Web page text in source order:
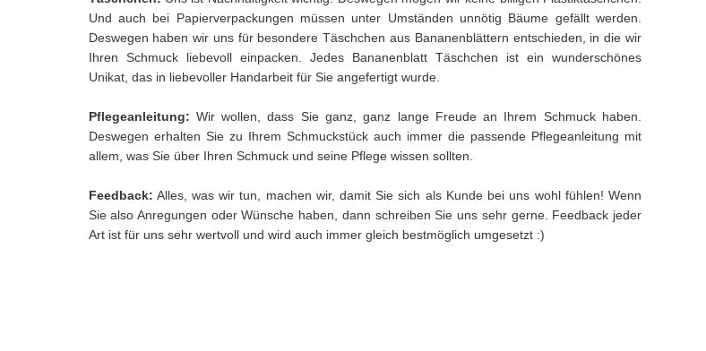
Und auch bei Papierverpackungen müssen unter Umständen unnötig Bäume gefällt werden.
Deswegen haben wir uns für besondere Täschchen aus Bananenblättern entschieden, in die wir
Ihren Schmuck liebevoll einpacken. Jedes Bananenblatt Täschchen ist ein wunderschönes
Unikat, das in liebevoller Handarbeit für Sie angefertigt wurde.
Pflegeanleitung: Wir wollen, dass Sie ganz, ganz lange Freude an Ihrem Schmuck haben.
Deswegen erhalten Sie zu Ihrem Schmuckstück auch immer die passende Pflegeanleitung mit
allem, was Sie über Ihren Schmuck und seine Pflege wissen sollten.
Feedback: Alles, was wir tun, machen wir, damit Sie sich als Kunde bei uns wohl fühlen! Wenn
Sie also Anregungen oder Wünsche haben, dann schreiben Sie uns sehr gerne. Feedback jeder
Art ist für uns sehr wertvoll und wird auch immer gleich bestmöglich umgesetzt :)